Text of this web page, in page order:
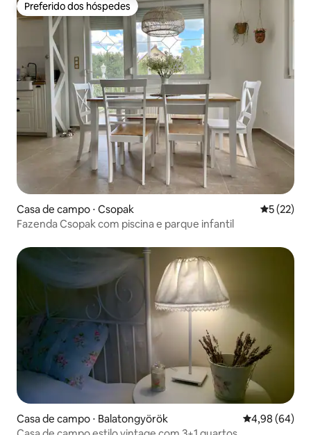
Preferido dos hóspedes
Preferido dos hóspedes
Casa de campo ⋅ Csopak 5 de uma
5 (22)
Fazenda Csopak com piscina e parque infantil
Casa de campo ⋅ Balatongyörök 4,98 de uma
4,98 (64)